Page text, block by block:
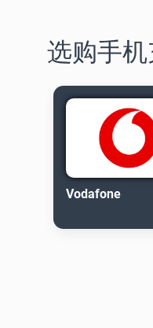
选购手
Vodafone